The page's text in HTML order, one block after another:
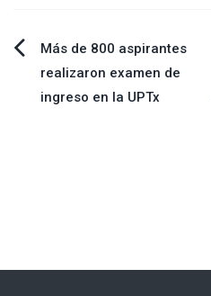
Navegación
de
Más de 800 aspirantes
realizaron examen de
ingreso en la UPTx